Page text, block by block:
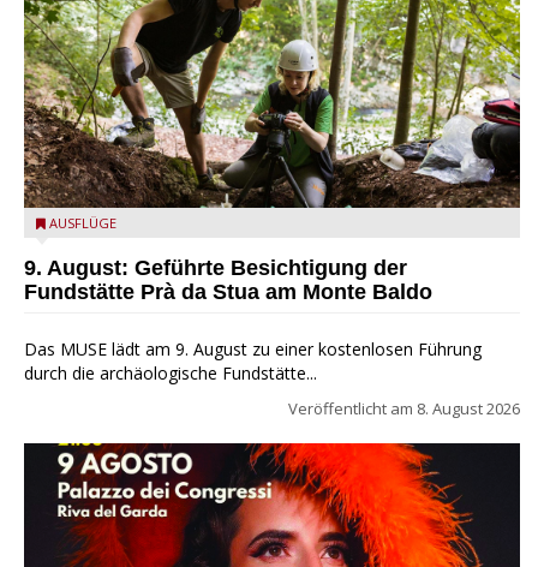
die archäologische Fundstätte Riparo Prà da Stua am Monte
AUSFLÜGE
9. August: Geführte Besichtigung der
Fundstätte Prà da Stua am Monte Baldo
Das MUSE lädt am 9. August zu einer kostenlosen Führung
durch die archäologische Fundstätte...
Veröffentlicht am 8. August 2026